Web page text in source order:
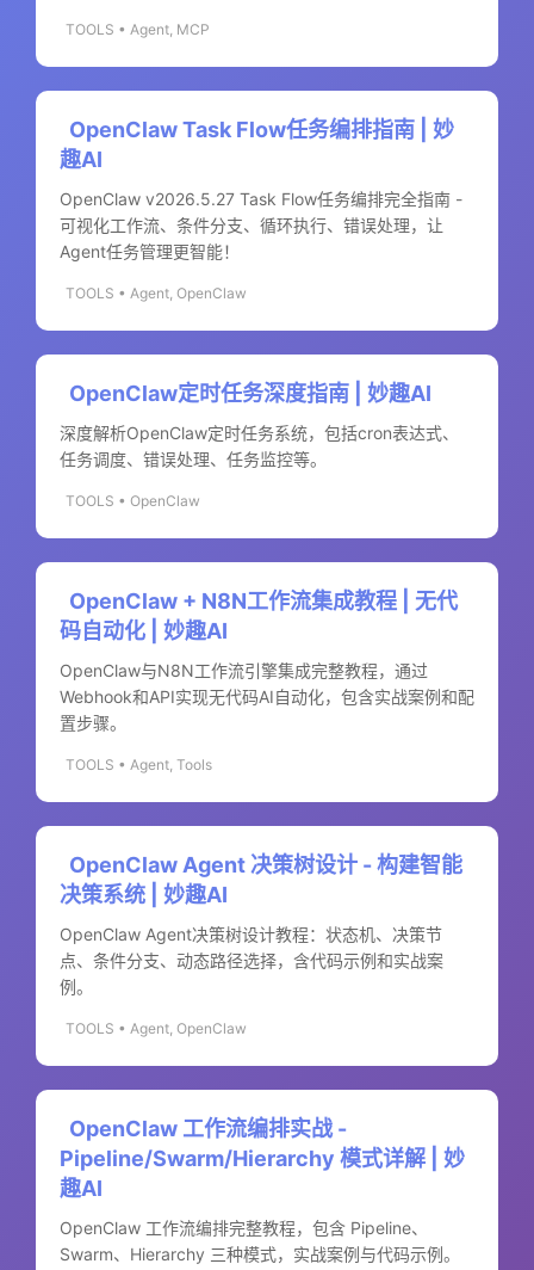
TOOLS • Agent, MCP
OpenClaw Task Flow任务编排指南 | 妙
趣AI
OpenClaw v2026.5.27 Task Flow任务编排完全指南 -
可视化工作流、条件分支、循环执行、错误处理，让
Agent任务管理更智能！
TOOLS • Agent, OpenClaw
OpenClaw定时任务深度指南 | 妙趣AI
深度解析OpenClaw定时任务系统，包括cron表达式、
任务调度、错误处理、任务监控等。
TOOLS • OpenClaw
OpenClaw + N8N工作流集成教程 | 无代
码自动化 | 妙趣AI
OpenClaw与N8N工作流引擎集成完整教程，通过
Webhook和API实现无代码AI自动化，包含实战案例和配
置步骤。
TOOLS • Agent, Tools
OpenClaw Agent 决策树设计 - 构建智能
决策系统 | 妙趣AI
OpenClaw Agent决策树设计教程：状态机、决策节
点、条件分支、动态路径选择，含代码示例和实战案
例。
TOOLS • Agent, OpenClaw
OpenClaw 工作流编排实战 -
Pipeline/Swarm/Hierarchy 模式详解 | 妙
趣AI
OpenClaw 工作流编排完整教程，包含 Pipeline、
Swarm、Hierarchy 三种模式，实战案例与代码示例。